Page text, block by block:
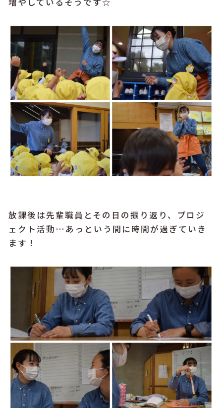
放課後は先輩職員とその日の振り返り、プロジ
ェクト活動…あっという間に時間が過ぎていき
ます！